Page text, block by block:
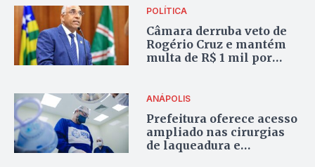
POLÍTICA
Câmara derruba veto de
Rogério Cruz e mantém
multa de R$ 1 mil por
ANÁPOLIS
Prefeitura oferece acesso
ampliado nas cirurgias
de laqueadura e